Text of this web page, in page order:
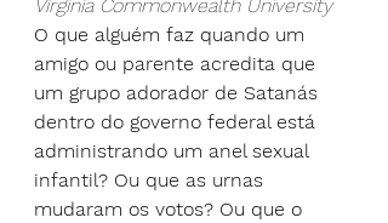
Virginia Commonwealth University
O que alguém faz quando um
amigo ou parente acredita que
um grupo adorador de Satanás
dentro do governo federal está
administrando um anel sexual
infantil? Ou que as urnas
mudaram os votos? Ou que o